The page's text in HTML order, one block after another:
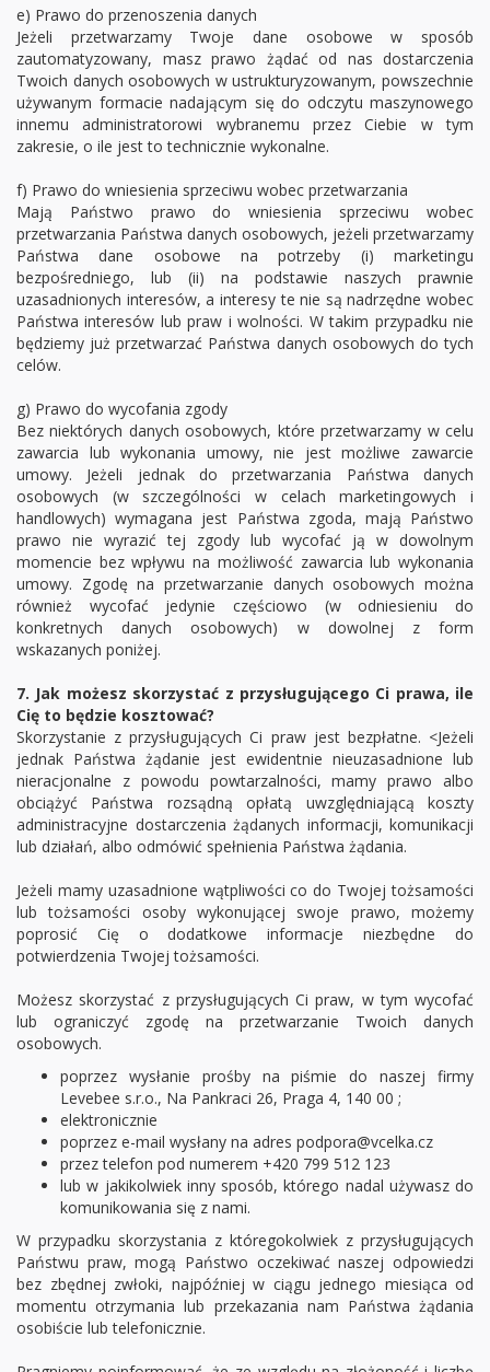
e) Prawo do przenoszenia danych
Jeżeli przetwarzamy Twoje dane osobowe w sposób
zautomatyzowany, masz prawo żądać od nas dostarczenia
Twoich danych osobowych w ustrukturyzowanym, powszechnie
używanym formacie nadającym się do odczytu maszynowego
innemu administratorowi wybranemu przez Ciebie w tym
zakresie, o ile jest to technicznie wykonalne.
f) Prawo do wniesienia sprzeciwu wobec przetwarzania
Mają Państwo prawo do wniesienia sprzeciwu wobec
przetwarzania Państwa danych osobowych, jeżeli przetwarzamy
Państwa dane osobowe na potrzeby (i) marketingu
bezpośredniego, lub (ii) na podstawie naszych prawnie
uzasadnionych interesów, a interesy te nie są nadrzędne wobec
Państwa interesów lub praw i wolności. W takim przypadku nie
będziemy już przetwarzać Państwa danych osobowych do tych
celów.
g) Prawo do wycofania zgody
Bez niektórych danych osobowych, które przetwarzamy w celu
zawarcia lub wykonania umowy, nie jest możliwe zawarcie
umowy. Jeżeli jednak do przetwarzania Państwa danych
osobowych (w szczególności w celach marketingowych i
handlowych) wymagana jest Państwa zgoda, mają Państwo
prawo nie wyrazić tej zgody lub wycofać ją w dowolnym
momencie bez wpływu na możliwość zawarcia lub wykonania
umowy. Zgodę na przetwarzanie danych osobowych można
również wycofać jedynie częściowo (w odniesieniu do
konkretnych danych osobowych) w dowolnej z form
wskazanych poniżej.
7. Jak możesz skorzystać z przysługującego Ci prawa, ile
Cię to będzie kosztować?
Skorzystanie z przysługujących Ci praw jest bezpłatne. <Jeżeli
jednak Państwa żądanie jest ewidentnie nieuzasadnione lub
nieracjonalne z powodu powtarzalności, mamy prawo albo
obciążyć Państwa rozsądną opłatą uwzględniającą koszty
administracyjne dostarczenia żądanych informacji, komunikacji
lub działań, albo odmówić spełnienia Państwa żądania.
Jeżeli mamy uzasadnione wątpliwości co do Twojej tożsamości
lub tożsamości osoby wykonującej swoje prawo, możemy
poprosić Cię o dodatkowe informacje niezbędne do
potwierdzenia Twojej tożsamości.
Możesz skorzystać z przysługujących Ci praw, w tym wycofać
lub ograniczyć zgodę na przetwarzanie Twoich danych
osobowych.
poprzez wysłanie prośby na piśmie do naszej firmy
Levebee s.r.o., Na Pankraci 26, Praga 4, 140 00 ;
elektronicznie
poprzez e-mail wysłany na adres podpora@vcelka.cz
przez telefon pod numerem +420 799 512 123
lub w jakikolwiek inny sposób, którego nadal używasz do
komunikowania się z nami.
W przypadku skorzystania z któregokolwiek z przysługujących
Państwu praw, mogą Państwo oczekiwać naszej odpowiedzi
bez zbędnej zwłoki, najpóźniej w ciągu jednego miesiąca od
momentu otrzymania lub przekazania nam Państwa żądania
osobiście lub telefonicznie.